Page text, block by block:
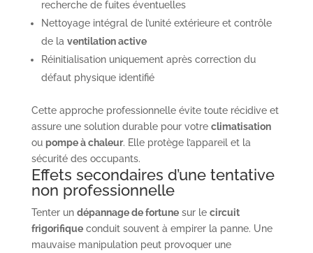
recherche de fuites éventuelles
Nettoyage intégral de l’unité extérieure et contrôle
de la ventilation active
Réinitialisation uniquement après correction du
défaut physique identifié
Cette approche professionnelle évite toute récidive et
assure une solution durable pour votre climatisation
ou pompe à chaleur. Elle protège l’appareil et la
sécurité des occupants.
Effets secondaires d’une tentative
non professionnelle
Tenter un dépannage de fortunesur le circuit
frigorifiqueconduit souvent à empirer la panne. Une
mauvaise manipulation peut provoquer une